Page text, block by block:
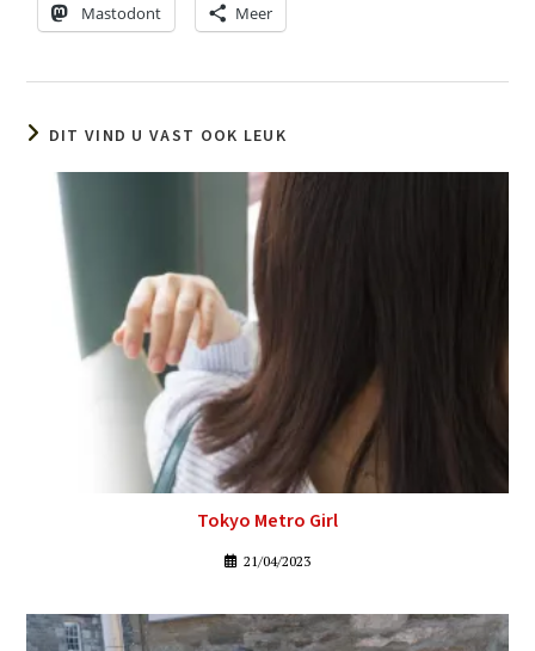
Mastodont Meer
DIT VIND U VAST OOK LEUK
Tokyo Metro Girl
21/04/2023